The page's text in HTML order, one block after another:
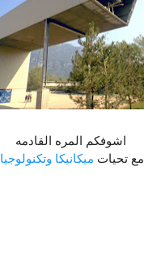
اشوفكم المره القادمه
مع تحيات ميكانيكا وتكنولوجيا